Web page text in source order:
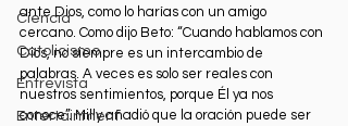
Ciencia
Catolicismo
Entrevista
Entertainment
ante Dios, como lo harías con un amigo
cercano. Como dijo Beto: “Cuando hablamos con
Dios, no siempre es un intercambio de
palabras. A veces es solo ser reales con
nuestros sentimientos, porque Él ya nos
conoce”. Milly añadió que la oración puede ser